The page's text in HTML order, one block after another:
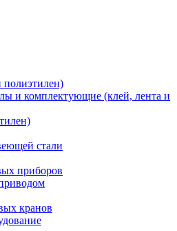
полиэтилен)
и комплектующие (клей, лента и
стали
приборов
кранов